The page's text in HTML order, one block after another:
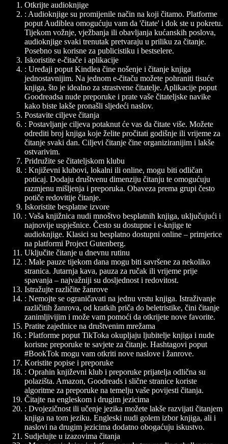
Otkrijte audioknjige
: Audioknjige su promijenile način na koji čitamo. Platforme
poput Audiblea omogućuju vam da 'čitate' i dok ste u pokretu.
Tijekom vožnje, vježbanja ili obavljanja kućanskih poslova,
audioknjige svaki trenutak pretvaraju u priliku za čitanje.
Posebno su korisne za publicistiku i bestselere.
Iskoristite e-čitače i aplikacije
: Uređaji poput Kindlea čine nošenje i čitanje knjiga
jednostavnijim. Na jednom e-čitaču možete pohraniti tisuće
knjiga, što je idealno za strastvene čitatelje. Aplikacije poput
Goodreadsa nude preporuke i prate vaše čitateljske navike
kako biste lakše pronašli sljedeći naslov.
Postavite ciljeve čitanja
: Postavljanje ciljeva potaknut će vas da čitate više. Možete
odrediti broj knjiga koje želite pročitati godišnje ili vrijeme za
čitanje svaki dan. Ciljevi čitanje čine organiziranijim i lakše
ostvarivim.
Pridružite se čitateljskom klubu
: Književni klubovi, lokalni ili online, mogu biti odličan
poticaj. Dodaju društvenu dimenziju čitanju te omogućuju
razmjenu mišljenja i preporuka. Obaveza prema grupi često
potiče redovitije čitanje.
Iskoristite besplatne izvore
: Vaša knjižnica nudi mnoštvo besplatnih knjiga, uključujući i
najnovije uspješnice. Često su dostupne i e-knjige te
audioknjige. Klasici su besplatno dostupni online – primjerice
na platformi Project Gutenberg.
Uključite čitanje u dnevnu rutinu
: Male pauze tijekom dana mogu biti savršene za nekoliko
stranica. Jutarnja kava, pauza za ručak ili vrijeme prije
spavanja – najvažniji su dosljednost i redovitost.
Istražujte različite žanrove
: Nemojte se ograničavati na jednu vrstu knjiga. Istraživanje
različitih žanrova, od kratkih priča do beletristike, čini čitanje
zanimljivijim i može vam pomoći da otkrijete nove favorite.
Pratite zajednice na društvenim mrežama
: Platforme poput TikToka okupljaju ljubitelje knjiga i nude
korisne preporuke te savjete za čitanje. Hashtagovi poput
#BookTok mogu vam otkriti nove naslove i žanrove.
Koristite popise i preporuke
: Oprahin književni klub i preporuke prijatelja odlična su
polazišta. Amazon, Goodreads i slične stranice koriste
algoritme za preporuke na temelju vaše povijesti čitanja.
Čitajte na engleskom i drugim jezicima
: Dvojezičnost ili učenje jezika možete lakše razvijati čitanjem
knjiga na tom jeziku. Engleski nudi golem izbor knjiga, ali i
naslovi na drugim jezicima dodatno obogaćuju iskustvo.
Sudjelujte u izazovima čitanja